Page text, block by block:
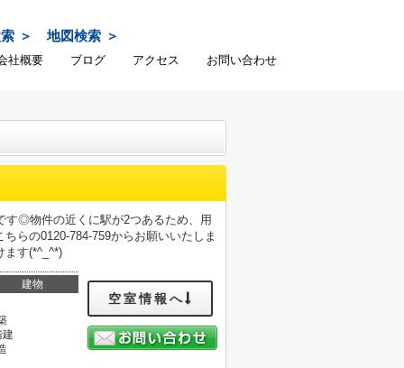
地図検索
社概要 ブログ アクセス お問い合わせ
◎物件の近くに駅が2つあるため、用
らの0120-784-759からお願いいたしま
ます(*^_^*)
建物
建
空室情報へ